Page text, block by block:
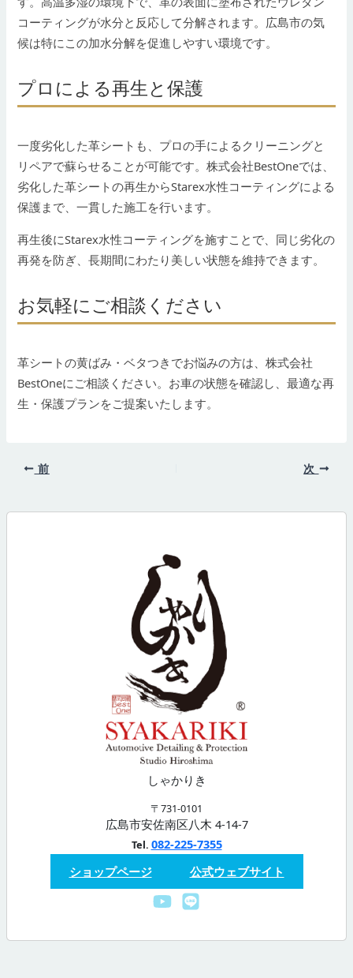
コーティングが水分と反応して分解されます。広島市の気
候は特にこの加水分解を促進しやすい環境です。
プロによる再生と保護
一度劣化した革シートも、プロの手によるクリーニングと
リペアで蘇らせることが可能です。株式会社BestOneでは、
劣化した革シートの再生からStarex水性コーティングによる
保護まで、一貫した施工を行います。
再生後にStarex水性コーティングを施すことで、同じ劣化の
再発を防ぎ、長期間にわたり美しい状態を維持できます。
お気軽にご相談ください
革シートの黄ばみ・ベタつきでお悩みの方は、株式会社
BestOneにご相談ください。お車の状態を確認し、最適な再
生・保護プランをご提案いたします。
前 次
しゃかりき
〒731-0101
広島市安佐南区八木 4-14-7
Tel. 082-225-7355
ショップページ
公式ウェブサイト